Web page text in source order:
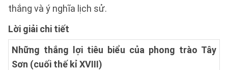
thắng và ý nghĩa lịch sử.
Lời giải chi tiết
Những thắng lợi tiêu biểu của phong trào Tây
Sơn (cuối thế kỉ XVIII)